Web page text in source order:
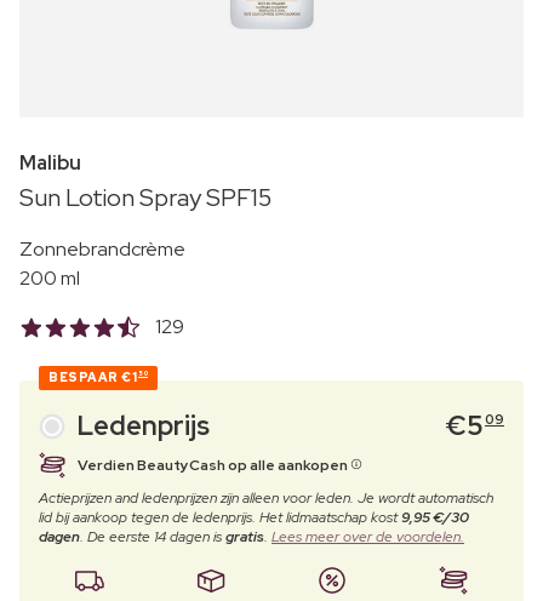
Malibu
Sun Lotion Spray SPF15
Zonnebrandcrème
200 ml
129
BESPAAR €1 50
Ledenprijs €509
Verdien BeautyCash op alle aankopen
Actieprijzen and ledenprijzen zijn alleen voor leden. Je wordt automatisch
lid bij aankoop tegen de ledenprijs. Het lidmaatschap kost9,95 €/30
dagen. De eerste 14 dagen isgratis. Lees meer over de voordelen.